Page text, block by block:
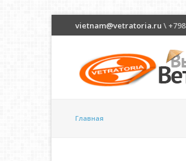
vietnam@vetratoria.ru \
Главная